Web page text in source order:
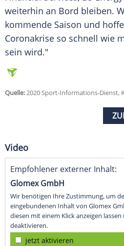
weiterhin an Bord bleiben.
kommende Saison und
Coronakrise so schnell wie
sein wird."
Quelle:2020 Sport-Informations-Dienst,
Video
Empfohlener externer Inhalt:
Glomex GmbH
Wir benötigen Ihre Zustimmung, um
eingebundenen Inhalt von Glomex
diesen mit einem Klick anzeigen
deaktivieren.
jetzt aktivieren